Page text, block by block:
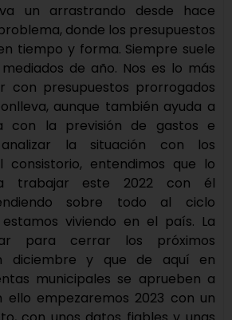
un arrastrando desde hace
donde los presupuestos
tiempo y forma. Siempre suele
de año. Nos es lo más
con presupuestos prorrogados
aunque también ayuda a
con la previsión de gastos e
la situación con los
consistorio, entendimos que lo
trabajar este 2022 con él
sobre todo al ciclo
viviendo en el país. La
para cerrar los próximos
diciembre y que de aquí en
municipales se aprueben a
ello empezaremos 2023 con un